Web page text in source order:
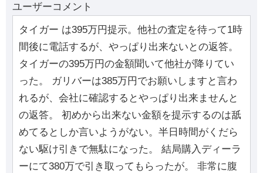
ユーザーコメント
タイガー は395万円提示。他社の査定を待って1時
間後に電話するが、やっぱり出来ないとの返答。
タイガーの395万円の金額聞いて他社が降りてい
った。 ガリバーは385万円でお願いしますと言わ
れるが、会社に確認するとやっぱり出来ませんと
の返答。 初めから出来ない金額を提示するのは舐
めてるとしか言いようがない。半日時間がくだら
ない駆け引きで無駄になった。 結局購入ディーラ
ーにて380万で引き取ってもらったが。 非常に腹